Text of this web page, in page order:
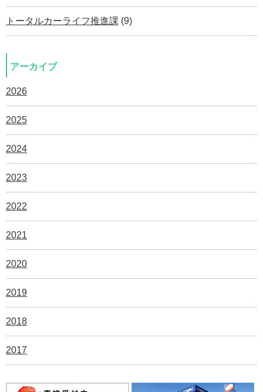
トータルカーライフ推進課 (9)
アーカイブ
2026
2025
2024
2023
2022
2021
2020
2019
2018
2017